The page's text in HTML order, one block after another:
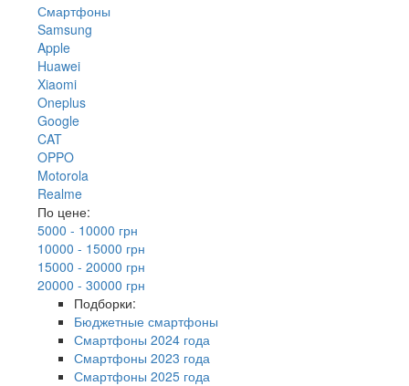
Смартфоны
Samsung
Apple
Huawei
Xiaomi
Oneplus
Google
CAT
OPPO
Motorola
Realme
По цене:
5000 - 10000 грн
10000 - 15000 грн
15000 - 20000 грн
20000 - 30000 грн
Подборки:
Бюджетные смартфоны
Смартфоны 2024 года
Смартфоны 2023 года
Смартфоны 2025 года